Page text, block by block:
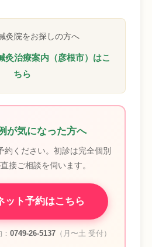
灸院をお探しの方へ
灸治療案内（彦根市）はこ
ちら
が気になった方へ
約ください。初診は完全個別
接ご相談を伺います。
ト予約はこちら
0749-26-5137（月〜土 受付）